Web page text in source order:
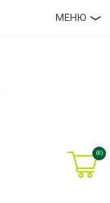
МЕНЮ
(0)